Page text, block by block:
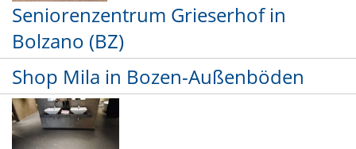
Seniorenzentrum Grieserhof in
Bolzano (BZ)
Shop Mila in Bozen-Außenböden